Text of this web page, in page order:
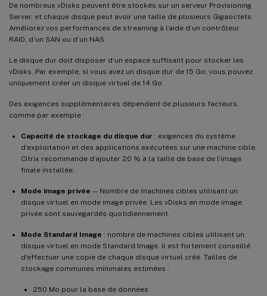
De nombreux vDisks peuvent être stockés sur un serveur Provisioning
Server, et chaque disque peut avoir une taille de plusieurs Gigaoctets.
Améliorez vos performances de streaming à l’aide d’un contrôleur
RAID, d’un SAN ou d’un NAS.
Le disque dur doit disposer d’un espace suffisant pour stocker les
vDisks. Par exemple, si vous avez un disque dur de 15 Go, vous pouvez
uniquement créer un disque virtuel de 14 Go.
Des exigences supplémentaires dépendent de plusieurs facteurs,
comme par exemple :
Capacité de stockage du disque dur : exigences du système
d’exploitation et des applications exécutées sur une machine cible.
Citrix recommande d’ajouter 20 % à la taille de base de l’image
finale installée.
Mode image privée — Nombre de machines cibles utilisant un
disque virtuel en mode image privée. Les vDisks en mode image
privée sont sauvegardés quotidiennement.
Mode Standard Image : nombre de machines cibles utilisant un
disque virtuel en mode Standard Image. il est fortement conseillé
d’effectuer une copie de chaque disque virtuel créé. Tailles de
stockage communes minimales estimées :
250 Mo pour la base de données